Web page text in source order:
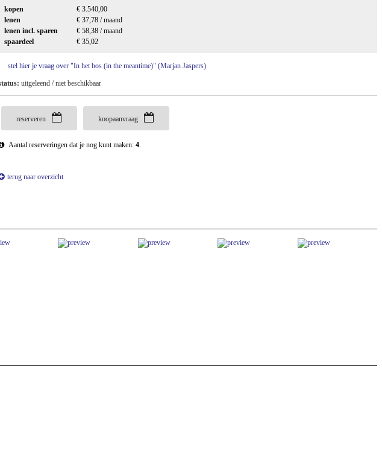
kopen
€ 3.540,00
lenen
€ 37,78 / maand
lenen incl. sparen
€ 58,38 / maand
spaardeel
€ 35,02
stel hier je vraag over "In het bos (in the meantime)" (Marjan Jaspers)
uitgeleend / niet beschikbaar
reserveren koopaanvraag
Aantal reserveringen dat je nog kunt maken: 4.
terug naar overzicht